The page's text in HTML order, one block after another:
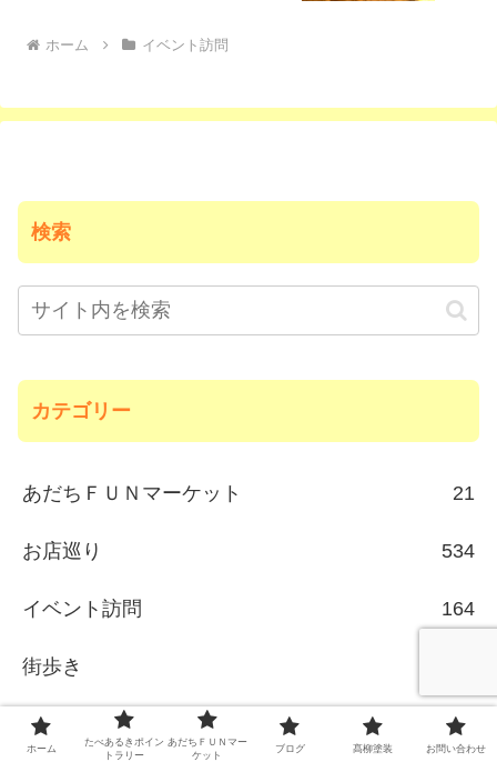
ホーム イベント訪問
検索
カテゴリー
あだちＦＵＮマーケット 21
お店巡り 534
イベント訪問 164
街歩き
番組出演 3
ホーム
たべあるきポイン
トラリー
あだちＦＵＮマー
ケット
ブログ 髙柳塗装 お問い合わせ